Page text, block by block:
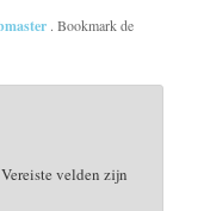
. Bookmark de
Vereiste velden zijn